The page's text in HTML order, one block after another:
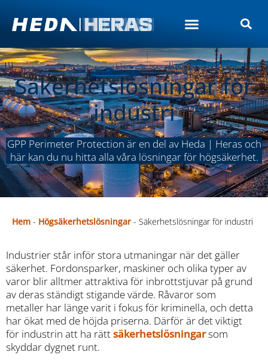
Säkerhetslösningar för
industri
GPP Perimeter Protection är en del av Heda | Heras och
här kan du nu hitta alla våra lösningar för högsäkerhet.
Hem - Högsäkerhetslösningar- Säkerhetslösningar för industri
Industrier står inför stora utmaningar när det gäller
säkerhet. Fordonsparker, maskiner och olika typer av
varor blir alltmer attraktiva för inbrottstjuvar på grund
av deras ständigt stigande värde. Råvaror som
metaller har länge varit i fokus för kriminella, och detta
har ökat med de höjda priserna. Därför är det viktigt
för industrin att ha rättsäkerhetslösningarsom
skyddar dygnet runt.